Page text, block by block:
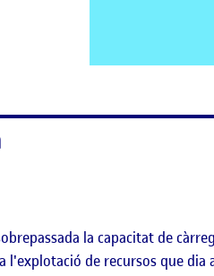
la capacitat de
l'explotació de recursos que